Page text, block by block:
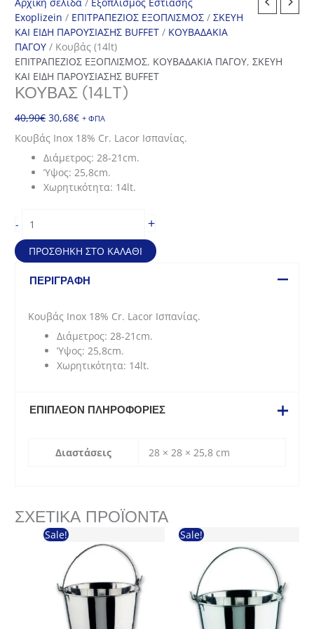
Exoplizein / ΕΠΙΤΡΑΠΕΖΙΟΣ ΕΞΟΠΛΙΣΜΟΣ /ΣΚΕΥΗ
ΚΑΙ ΕΙΔΗ ΠΑΡΟΥΣΙΑΣΗΣ BUFFET / ΚΟΥΒΑΔΑΚΙΑ
ΠΑΓΟΥ / Κουβάς (14lt)
ΕΠΙΤΡΑΠΕΖΙΟΣ ΕΞΟΠΛΙΣΜΟΣ, ΚΟΥΒΑΔΑΚΙΑ ΠΑΓΟΥ,ΣΚΕΥΗ
ΚΑΙ ΕΙΔΗ ΠΑΡΟΥΣΙΑΣΗΣ BUFFET
ΚΟΥΒΆΣ (14LT)
40,90€ Original
price
was:
40,90€.
30,68€Η
τρέχουσα
είναι:
30,68€.
+ ΦΠΑ
Κουβάς Inox 18% Cr. Lacor Ισπανίας.
Διάμετρος: 28-21cm.
Ύψος: 25,8cm.
Χωρητικότητα: 14lt.
-
(14lt)
ποσότητα
+
ΠΡΟΣΘΉΚΗ ΣΤΟ ΚΑΛΆΘΙ
ΠΕΡΙΓΡΑΦΉ
Κουβάς Inox 18% Cr. Lacor Ισπανίας.
Διάμετρος: 28-21cm.
Ύψος: 25,8cm.
Χωρητικότητα: 14lt.
ΕΠΙΠΛΈΟΝ ΠΛΗΡΟΦΟΡΊΕΣ
Διαστάσεις 28 × 28 × 25,8 cm
ΣΧΕΤΙΚΆ ΠΡΟΪΌΝΤΑ
Sale! Sale!